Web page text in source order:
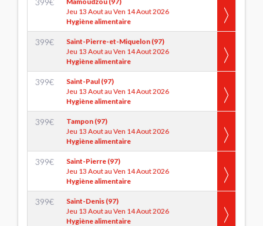
399€
Jeu 13 Aout au Ven 14 Aout 2026
Hygiène alimentaire
399€
Saint-Pierre-et-Miquelon (97)
Jeu 13 Aout au Ven 14 Aout 2026
Hygiène alimentaire
399€
Saint-Paul (97)
Jeu 13 Aout au Ven 14 Aout 2026
Hygiène alimentaire
399€
Tampon (97)
Jeu 13 Aout au Ven 14 Aout 2026
Hygiène alimentaire
399€
Saint-Pierre (97)
Jeu 13 Aout au Ven 14 Aout 2026
Hygiène alimentaire
399€
Saint-Denis (97)
Jeu 13 Aout au Ven 14 Aout 2026
Hygiène alimentaire